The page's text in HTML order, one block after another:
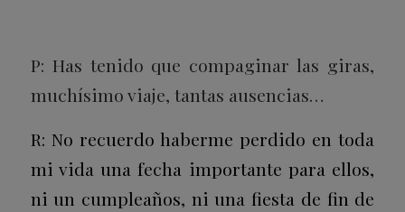
P: Has tenido que compaginar las giras,
muchísimo viaje, tantas ausencias…
R: No recuerdo haberme perdido en toda
mi vida una fecha importante para ellos,
ni un cumpleaños, ni una fiesta de fin de